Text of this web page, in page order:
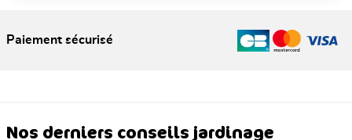
Paiement sécurisé
Nos derniers conseils jardinage